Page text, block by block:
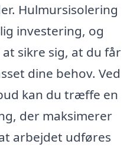
Hulmursisolering
investering, og
sikre sig, at du får
dine behov. Ved
kan du træffe en
der maksimerer
arbejdet udføres